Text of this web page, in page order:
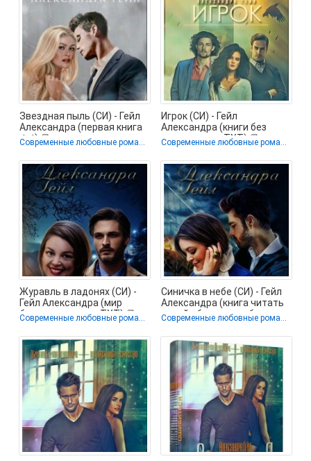
Звездная пыль (СИ) - Гейл
Александра (первая книга
.txt) 📗
Современные любовные романы
Игрок (СИ) - Гейл
Александра (книги без
регистрации TXT) 📗
Современные любовные романы
Журавль в ладонях (СИ) -
Гейл Александра (мир
бесплатных книг TXT) 📗 Современные любовные романы
Синичка в небе (СИ) - Гейл
Александра (книга читать
онлайн бесплатно без
Современные любовные романы